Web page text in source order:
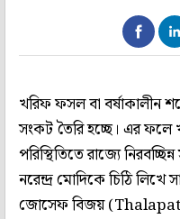
খরিফ ফসল বা বর্ষাকালীন
সংকট তৈরি হচ্ছে। এর ফলে
পরিস্থিতিতে রাজ্যে
নরেন্দ্র মোদিকে চিঠি লিখে
জোসেফ বিজয়